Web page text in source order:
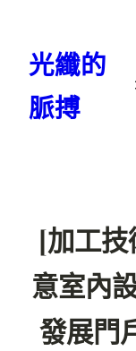
光纖的
脈搏
[加工
意室內
發展門